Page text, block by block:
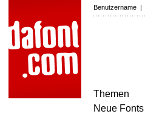
Benutzername |
Themen
Neue Fonts